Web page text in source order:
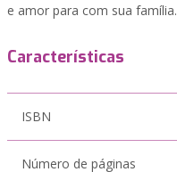
e amor para com sua família.
Características
ISBN
Número de páginas